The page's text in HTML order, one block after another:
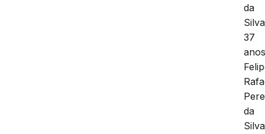
da
37
da